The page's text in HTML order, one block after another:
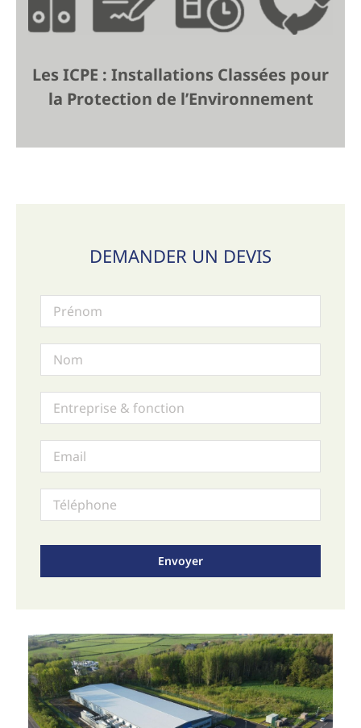
Les ICPE : Installations Classées pour
la Protection de l’Environnement
DEMANDER UN DEVIS